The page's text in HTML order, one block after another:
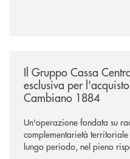
negoziazione esclusiva
Il Gruppo Cassa
esclusiva per
Cambiano 1884
Un'operazione fondata su
complementarietà
lungo periodo, nel pieno